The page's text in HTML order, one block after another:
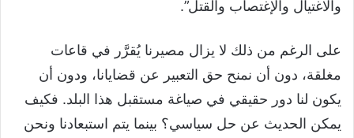
والاغتيال والإغتصاب والقتل”.
على الرغم من ذلك لا يزال مصيرنا يُقرَّر في قاعات
مغلقة، دون أن نمنح حق التعبير عن قضايانا، ودون أن
يكون لنا دور حقيقي في صياغة مستقبل هذا البلد. فكيف
يمكن الحديث عن حل سياسي؟ بينما يتم استبعادنا ونحن